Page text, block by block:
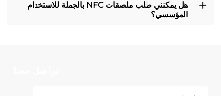
هل يمكنني طلب ملصقات NFC بالجملة للاستخدام
المؤسسي؟